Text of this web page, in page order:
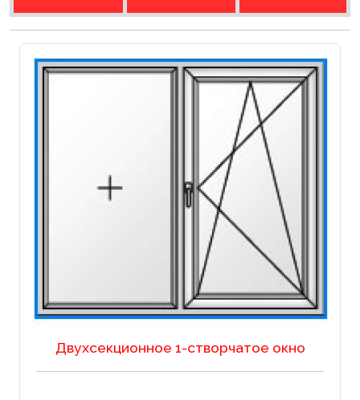
Двухсекционное 1-створчатое окно